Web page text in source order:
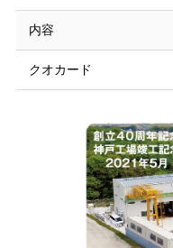
内容
クオカード